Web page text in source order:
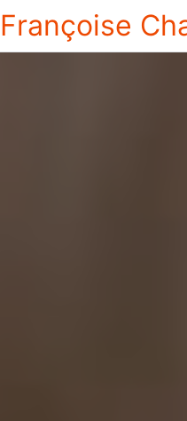
Françoise